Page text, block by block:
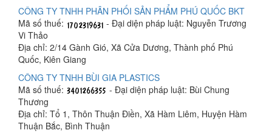
CÔNG TY TNHH PHÂN PHỐI SẢN PHẨM PHÚ QUỐC BKT
Mã số thuế:
- Đại diện pháp luật: Nguyễn Trương
Vi Thảo
Địa chỉ: 2/14 Gành Gió, Xã Cửa Dương, Thành phố Phú
Quốc, Kiên Giang
CÔNG TY TNHH BÙI GIA PLASTICS
Mã số thuế:
- Đại diện pháp luật: Bùi Chung
Thương
Địa chỉ: Tổ 1, Thôn Thuận Điền, Xã Hàm Liêm, Huyện Hàm
Thuận Bắc, Bình Thuận